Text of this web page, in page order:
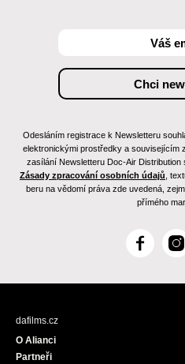
Odesláním registrace k Newsletteru
elektronickými prostředky a souvisejícím
zasílání Newsletteru Doc-Air
Zásady zpracování osobních údajů ,
beru na vědomí práva zde uvedená,
přímého
F
c
I
s
dafilms.cz
O Alianci
Partneři